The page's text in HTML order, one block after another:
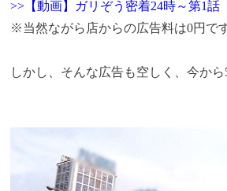
>>【動画】ガリぞう密着24時～第1話
※当然ながら店からの広告料は0円です
しかし、そんな広告も空しく、今から